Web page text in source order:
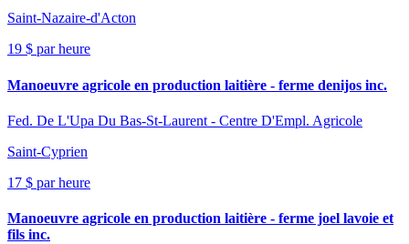
Saint-Nazaire-d'Acton
19 $ par heure
Manoeuvre agricole en production laitière - ferme denijos inc.
Fed. De L'Upa Du Bas-St-Laurent - Centre D'Empl. Agricole
Saint-Cyprien
17 $ par heure
Manoeuvre agricole en production laitière - ferme joel lavoie et
fils inc.